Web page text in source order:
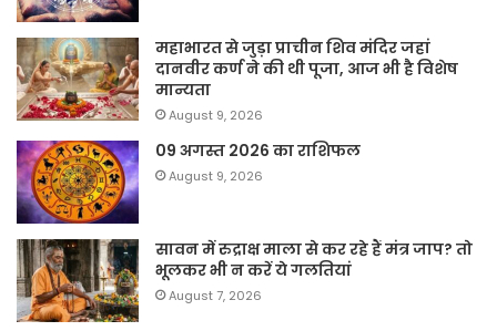
महाभारत से जुड़ा प्राचीन शिव मंदिर जहां
दानवीर कर्ण ने की थी पूजा, आज भी है विशेष
मान्यता
August 9, 2026
09 अगस्त 2026 का राशिफल
August 9, 2026
सावन में रुद्राक्ष माला से कर रहे हैं मंत्र जाप? तो
भूलकर भी न करें ये गलतियां
August 7, 2026